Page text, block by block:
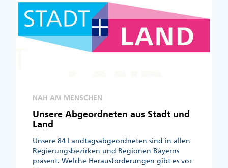
NAH AM MENSCHEN
Unsere Abgeordneten aus Stadt und
Land
Unsere 84 Landtagsabgeordneten sind in allen
Regierungsbezirken und Regionen Bayerns
präsent. Welche Herausforderungen gibt es vor